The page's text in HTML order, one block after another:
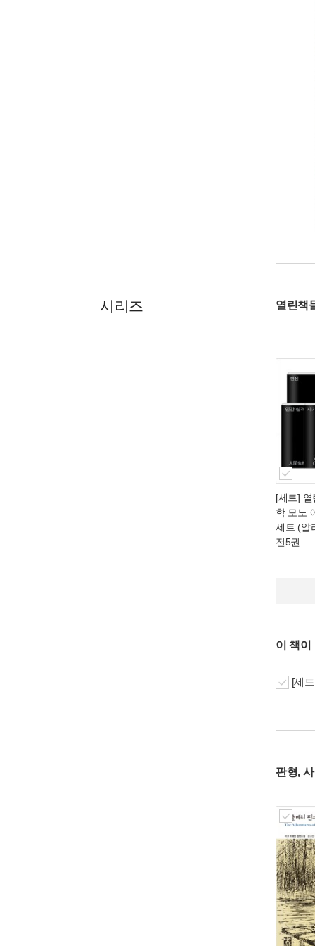
시리즈 열린책
[세트]
학 모노
세트 (알
전5권
이 책이
[세
판형,